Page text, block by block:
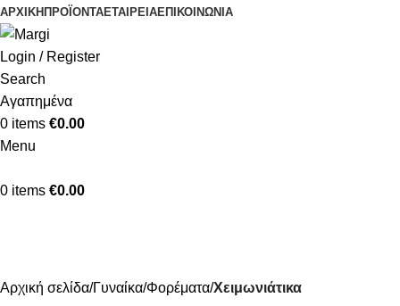
ΑΡΧΙΚΉ ΠΡΟΪΌΝΤΑΕΤΑΙΡΕΊΑΕΠΙΚΟΙΝΩΝΊΑ
Login / Register
Search
Αγαπημένα
0 items €0.00
Menu
0 items €0.00
Αρχική σελίδα Γυναίκα Φορέματα Χειμωνιάτικα